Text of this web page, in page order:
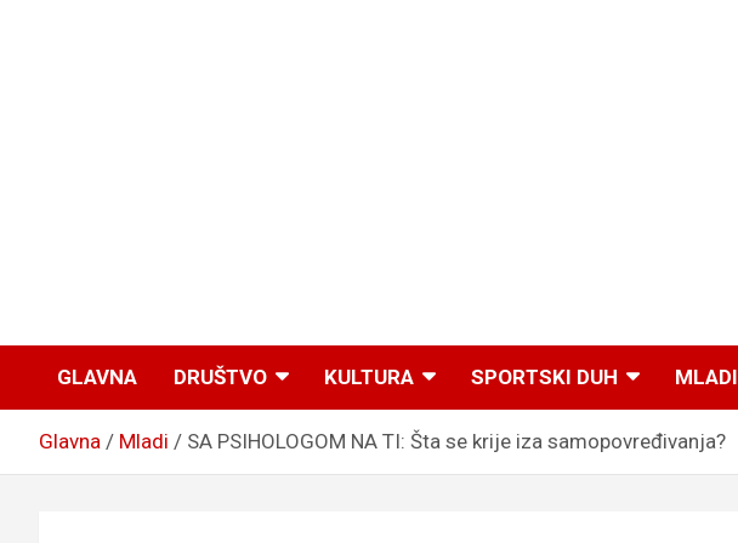
GLAVNA DRUŠTVO KULTURA SPORTSKI DUH MLADI
Glavna Mladi SA PSIHOLOGOM NA TI: Šta se krije iza samopovređivanja?